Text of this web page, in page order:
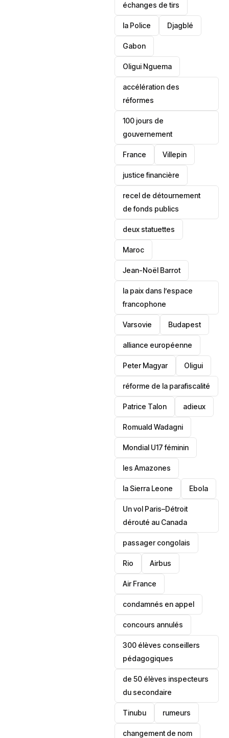
échanges de tirs
la Police Djagblé
Gabon
Oligui Nguema
accélération des
réformes
100 jours de
gouvernement
France Villepin
justice financière
recel de détournement
de fonds publics
deux statuettes
Maroc
Jean-Noël Barrot
la paix dans l’espace
francophone
‎Varsovie Budapest
alliance européenne
Peter Magyar Oligui
réforme de la parafiscalité
Patrice Talon adieux
Romuald Wadagni
Mondial U17 féminin
les Amazones
la Sierra Leone ‎Ebola
Un vol Paris–Détroit
dérouté au Canada
passager congolais
Rio Airbus
Air France
condamnés en appel
concours annulés
300 élèves conseillers
pédagogiques
de 50 élèves inspecteurs
du secondaire
Tinubu rumeurs
changement de nom